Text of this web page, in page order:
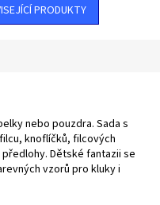
PRODUKTY
nebo pouzdra. Sada s
knoflíčků, filcových
Dětské fantazii se
vzorů pro kluky i